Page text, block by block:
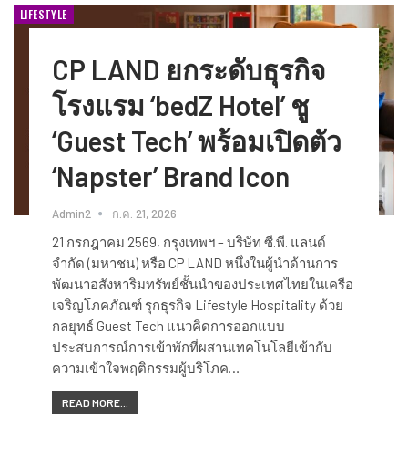
LIFESTYLE
CP LAND ยกระดับธุรกิจ
โรงแรม ‘bedZ Hotel’ ชู
‘Guest Tech’ พร้อมเปิดตัว
‘Napster’ Brand Icon
Admin2 ก.ค. 21, 2026
21 กรกฎาคม 2569, กรุงเทพฯ – บริษัท ซี.พี. แลนด์
จำกัด (มหาชน) หรือ CP LAND หนึ่งในผู้นำด้านการ
พัฒนาอสังหาริมทรัพย์ชั้นนำของประเทศไทยในเครือ
เจริญโภคภัณฑ์ รุกธุรกิจ Lifestyle Hospitality ด้วย
กลยุทธ์ Guest Tech แนวคิดการออกแบบ
ประสบการณ์การเข้าพักที่ผสานเทคโนโลยีเข้ากับ
ความเข้าใจพฤติกรรมผู้บริโภค…
READ MORE...